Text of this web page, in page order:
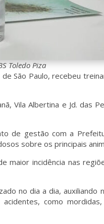
Toledo Piza
São Paulo, recebeu
Vila Albertina e Jd. das
de gestão com a
sobre os principais
incidência nas
no dia a dia, auxiliando
como